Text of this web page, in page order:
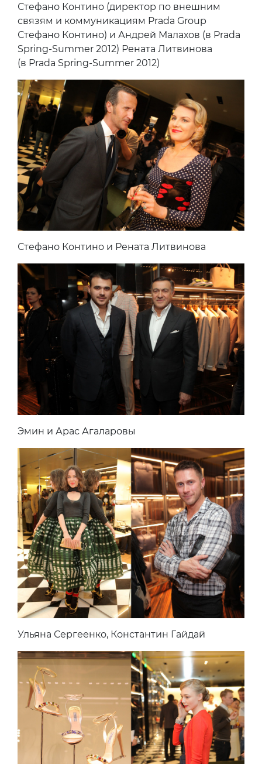
Стефано Контино (директор по внешним
связям и коммуникациям Prada Group
Стефано Контино) и Андрей Малахов (в Prada
Spring-Summer 2012) Рената Литвинова
(в Prada Spring-Summer 2012)
Стефано Контино и Рената Литвинова
Эмин и Арас Агаларовы
Ульяна Сергеенко, Константин Гайдай